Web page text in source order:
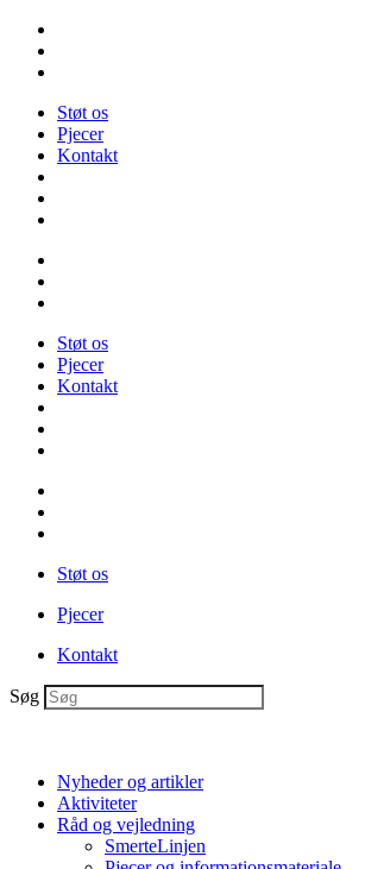
Videre
indhold
Støt os
Pjecer
Kontakt
Støt os
Pjecer
Kontakt
Støt os
Pjecer
Kontakt
Søg
Nyheder og artikler
Aktiviteter
Råd og vejledning
SmerteLinjen